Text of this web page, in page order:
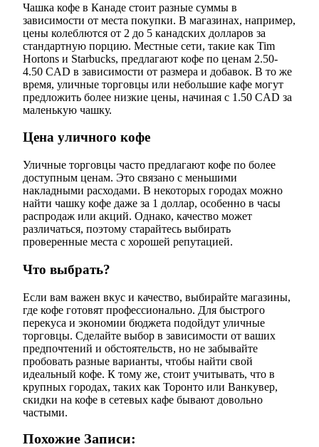
Чашка кофе в Канаде стоит разные суммы в
зависимости от места покупки. В магазинах, например,
цены колеблются от 2 до 5 канадских долларов за
стандартную порцию. Местные сети, такие как Tim
Hortons и Starbucks, предлагают кофе по ценам 2.50-
4.50 CAD в зависимости от размера и добавок. В то же
время, уличные торговцы или небольшие кафе могут
предложить более низкие цены, начиная с 1.50 CAD за
маленькую чашку.
Цена уличного кофе
Уличные торговцы часто предлагают кофе по более
доступным ценам. Это связано с меньшими
накладными расходами. В некоторых городах можно
найти чашку кофе даже за 1 доллар, особенно в часы
распродаж или акций. Однако, качество может
различаться, поэтому старайтесь выбирать
проверенные места с хорошей репутацией.
Что выбрать?
Если вам важен вкус и качество, выбирайте магазины,
где кофе готовят профессионально. Для быстрого
перекуса и экономии бюджета подойдут уличные
торговцы. Сделайте выбор в зависимости от ваших
предпочтений и обстоятельств, но не забывайте
пробовать разные варианты, чтобы найти свой
идеальный кофе. К тому же, стоит учитывать, что в
крупных городах, таких как Торонто или Ванкувер,
скидки на кофе в сетевых кафе бывают довольно
частыми.
Похожие Записи: